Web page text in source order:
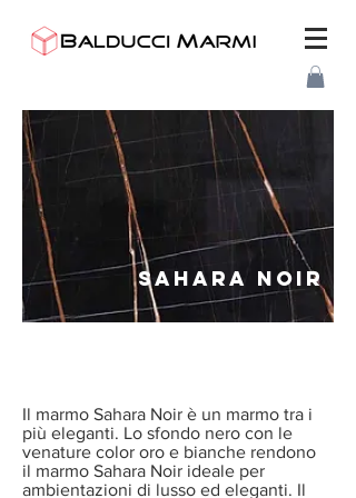
SAHARA NOIR
Il marmo Sahara Noir è un marmo tra i
più eleganti. Lo sfondo nero con le
venature color oro e bianche rendono
il marmo Sahara Noir ideale per
ambientazioni di lusso ed eleganti. Il